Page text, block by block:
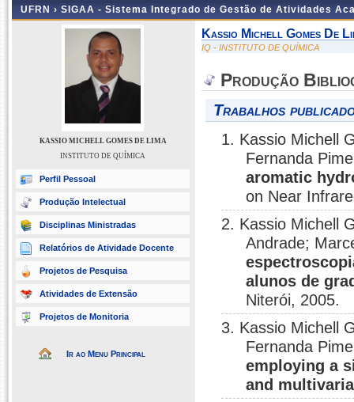
UFRN › SIGAA - Sistema Integrado de Gestão de Atividades
KASSIO MICHELL GOMES DE LIMA
INSTITUTO DE QUÍMICA
Perfil Pessoal
Produção Intelectual
Disciplinas Ministradas
Relatórios de Atividade Docente
Projetos de Pesquisa
Atividades de Extensão
Projetos de Monitoria
Ir ao Menu Principal
Kassio Michell Gomes De
IQ - INSTITUTO DE QUÍMICA
Produção
Trabalhos
1. Kassio Michell
Fernanda
aromatic
on Near
2. Kassio Michell
Andrade;
alunos de
Niterói, 2005.
3. Kassio Michell
Fernanda
employing a
and